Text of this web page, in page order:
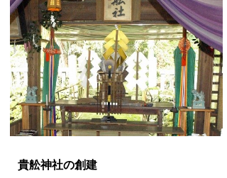
貴舩神社の創建